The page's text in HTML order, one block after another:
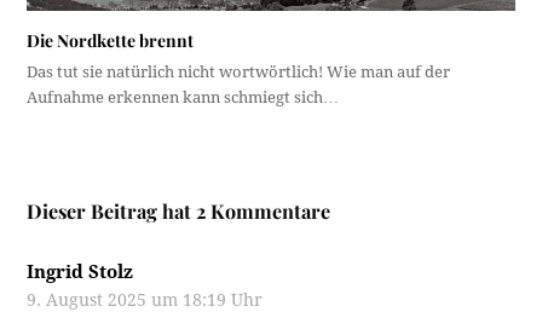
Die Nordkette brennt
Das tut sie natürlich nicht wortwörtlich! Wie man auf der
Aufnahme erkennen kann schmiegt sich…
Dieser Beitrag hat 2 Kommentare
Ingrid Stolz
9. August 2025 um 18:19 Uhr